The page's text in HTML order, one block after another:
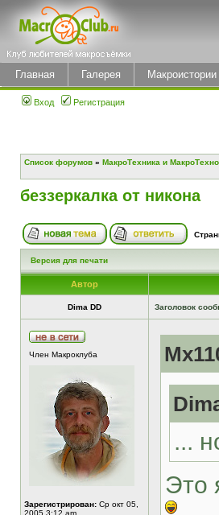
Главная Галерея Макроистории
Вход Регистрация
Список форумов » МакроТехника и
беззеркалка от никона
Версия для печати
Автор
Dima DD Заголовок
Член Макроклуба
Зарегистрирован: Ср окт 05,
2005 3:12 am
...
Это